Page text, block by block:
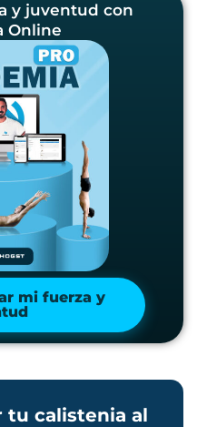
y juventud con
Online
mi fuerza y
tu calistenia al